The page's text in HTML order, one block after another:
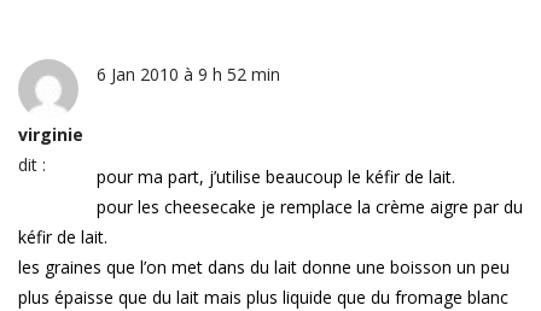
virginie
dit :
6 Jan 2010 à 9 h 52 min
pour ma part, j’utilise beaucoup le kéfir de lait.
pour les cheesecake je remplace la crème aigre par du
kéfir de lait.
les graines que l’on met dans du lait donne une boisson un peu
plus épaisse que du lait mais plus liquide que du fromage blanc